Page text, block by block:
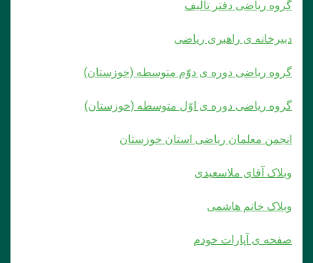
گروه ریاضی دفتر تألیف
دبیرخانه ی راهبری ریاضی
گروه ریاضی دوره ی دوّم متوسطه (خوزستان)
گروه ریاضی دوره ی اوّل متوسطه (خوزستان)
انجمن معلمان ریاضی استان خوزستان
وبلاک آقای ملاسعیدی
وبلاک خانم هاشمی
صفحه ی آپارات خودم